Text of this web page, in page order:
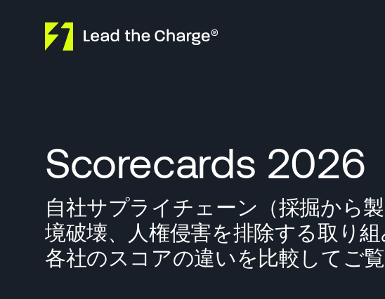
Scorecards 2026
自社サプライチェーン（採掘から
境破壊、人権侵害を排除する取り
各社のスコアの違いを比較してご覧